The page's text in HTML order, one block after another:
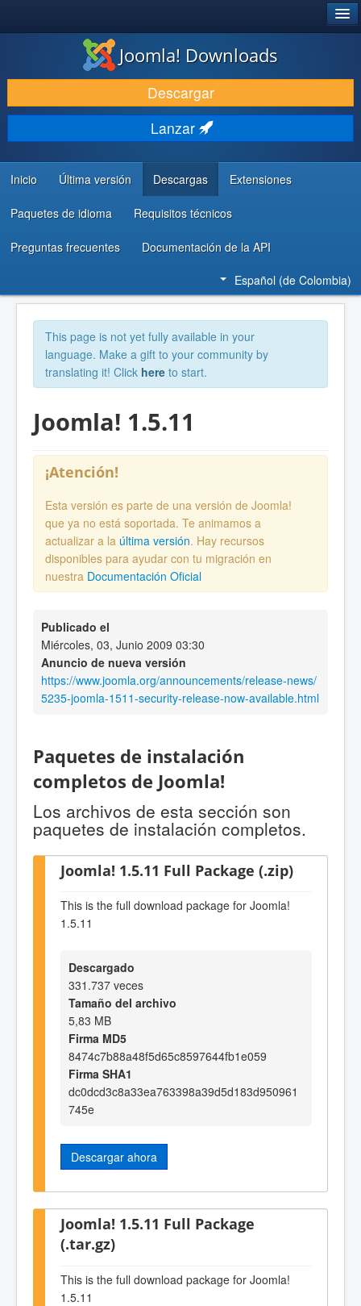
DESCARGAR
DESCUBRE Y APRENDE
COMUNIDAD Y AYUDA
RECURSOS PARA DESARROLLADORES
Joomla! Downloads
Descargar
Lanzar
Inicio Última versión Descargas Extensiones
Paquetes de idioma Requisitos técnicos
Preguntas frecuentes Documentación de la API
Español (de Colombia)
This page is not yet fully available in your
language. Make a gift to your community by
translating it! Click here to start.
Joomla! 1.5.11
¡Atención!
Esta versión es parte de una versión de Joomla!
que ya no está soportada. Te animamos a
actualizar a la última versión. Hay recursos
disponibles para ayudar con tu migración en
nuestra Documentación Oficial
Publicado el
Miércoles, 03, Junio 2009 03:30
Anuncio de nueva versión
https://www.joomla.org/announcements/release-news/
5235-joomla-1511-security-release-now-available.html
Paquetes de instalación
completos de Joomla!
Los archivos de esta sección son
paquetes de instalación completos.
Joomla! 1.5.11 Full Package (.zip)
This is the full download package for Joomla!
1.5.11
Descargado
331.737 veces
Tamaño del archivo
5,83 MB
Firma MD5
8474c7b88a48f5d65c8597644fb1e059
Firma SHA1
dc0dcd3c8a33ea763398a39d5d183d950961
745e
Descargar ahora
Joomla! 1.5.11 Full Package
(.tar.gz)
This is the full download package for Joomla!
1.5.11